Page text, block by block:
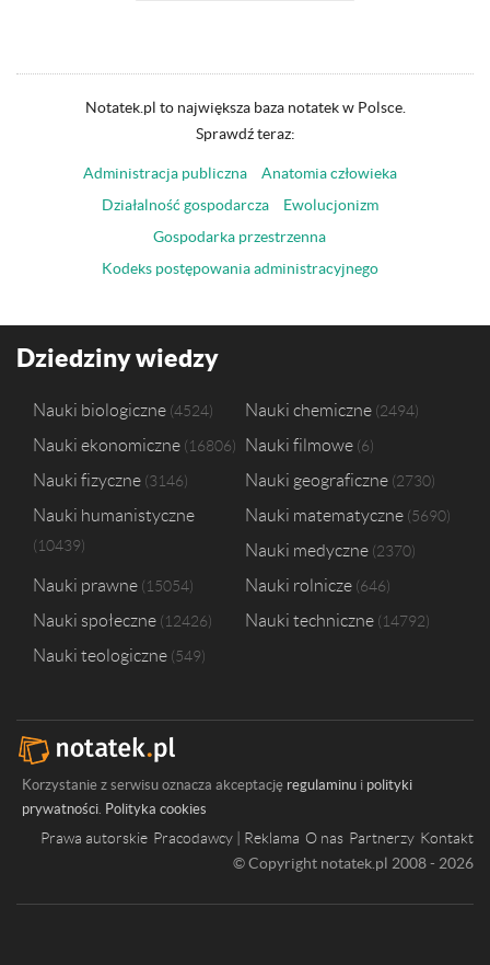
Notatek.pl to największa baza notatek w Polsce.
Sprawdź teraz:
Administracja publiczna
Anatomia człowieka
Działalność gospodarcza
Ewolucjonizm
Gospodarka przestrzenna
Kodeks postępowania administracyjnego
Dziedziny wiedzy
Nauki biologiczne 4524 Nauki chemiczne 2494
Nauki ekonomiczne 16806 Nauki filmowe 6
Nauki fizyczne 3146 Nauki geograficzne 2730
Nauki humanistyczne
10439
Nauki matematyczne 5690
Nauki medyczne 2370
Nauki prawne 15054 Nauki rolnicze 646
Nauki społeczne 12426 Nauki techniczne 14792
Nauki teologiczne 549
Korzystanie z serwisu oznacza akceptację regulaminu i polityki
prywatności. Polityka cookies
Prawa autorskie Pracodawcy | Reklama O nas Partnerzy Kontakt
© Copyright notatek.pl 2008 - 2026